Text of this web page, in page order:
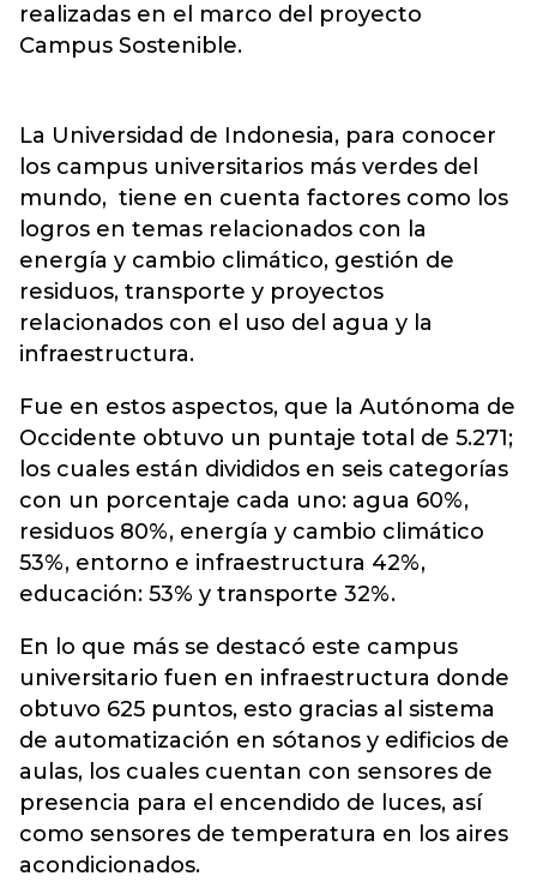
realizadas en el marco del proyecto
Campus Sostenible.
La Universidad de Indonesia, para conocer
los campus universitarios más verdes del
mundo, tiene en cuenta factores como los
logros en temas relacionados con la
energía y cambio climático, gestión de
residuos, transporte y proyectos
relacionados con el uso del agua y la
infraestructura.
Fue en estos aspectos, que la Autónoma de
Occidente obtuvo un puntaje total de 5.271;
los cuales están divididos en seis categorías
con un porcentaje cada uno: agua 60%,
residuos 80%, energía y cambio climático
53%, entorno e infraestructura 42%,
educación: 53% y transporte 32%.
En lo que más se destacó este campus
universitario fuen en infraestructura donde
obtuvo 625 puntos, esto gracias al sistema
de automatización en sótanos y edificios de
aulas, los cuales cuentan con sensores de
presencia para el encendido de luces, así
como sensores de temperatura en los aires
acondicionados.